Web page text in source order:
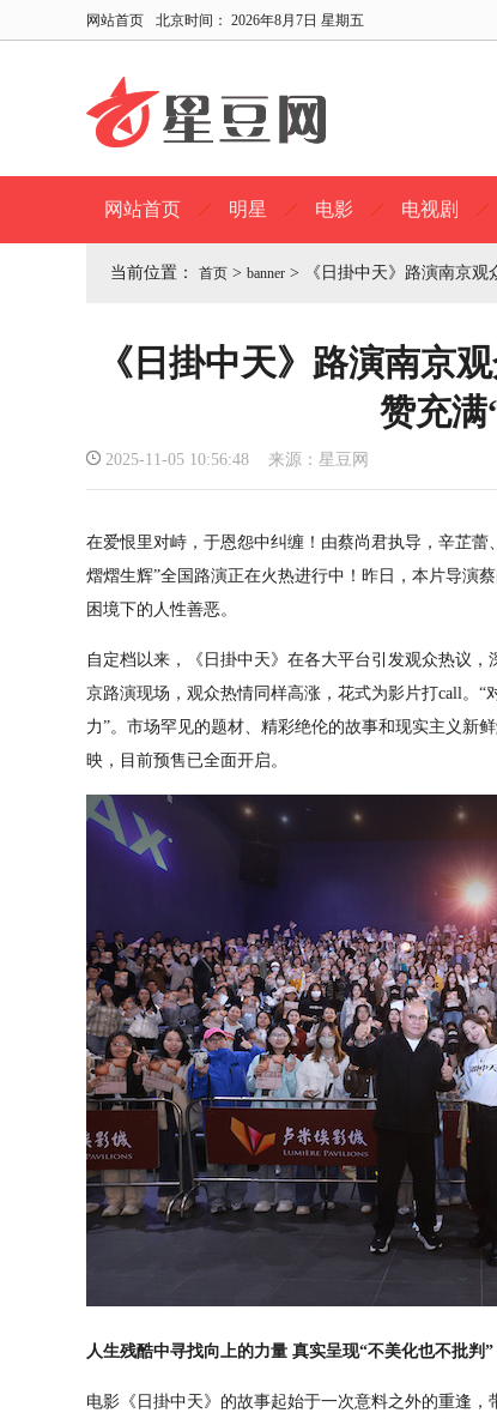
网站首页 北京时间： 2026年8月7日 星期五
网站首页 明星 电影 电视剧
当前位置： 首页 > banner > 《日掛中天》路演南京
《日掛中天》路演南京
赞充满
2025-11-05 10:56:48 来源：星豆网
在爱恨里对峙，于恩怨中纠缠！由蔡尚君执导，辛芷
熠熠生辉”全国路演正在火热进行中！昨日，本片导演
困境下的人性善恶。
自定档以来，《日掛中天》在各大平台引发观众热议
京路演现场，观众热情同样高涨，花式为影片打call。
力”。市场罕见的题材、精彩绝伦的故事和现实主义新
映，目前预售已全面开启。
人生残酷中寻找向上的力量 真实呈现“不美化也不批判 ”
电影《日掛中天》的故事起始于一次意料之外的重逢